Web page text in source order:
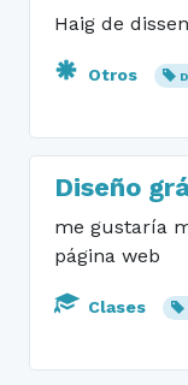
Haig de
Otros
Diseño
me gustaría
página web
Clases